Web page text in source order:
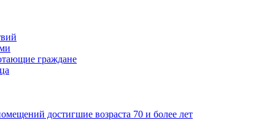
граждане
достигшие возраста 70 и более лет